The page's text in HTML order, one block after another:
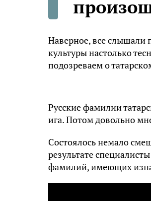
Наверное, все слышали
культуры настолько
подозреваем о
Русские фамилии
ига. Потом довольно
Состоялось немало
результате
фамилий, имеющих